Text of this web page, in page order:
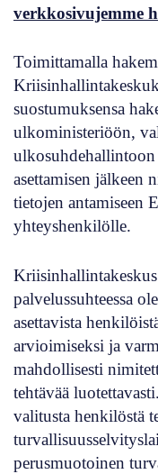
verkkosivujemme
Toimittamalla
suostumuksensa
ulkoministeriöön,
ulkosuhdehallintoon
asettamisen jälkeen
tietojen antamiseen
yhteyshenkilölle.
palvelussuhteessa
asettavista
arvioimiseksi ja
mahdollisesti
tehtävää
valitusta henkilöstä
perusmuotoinen